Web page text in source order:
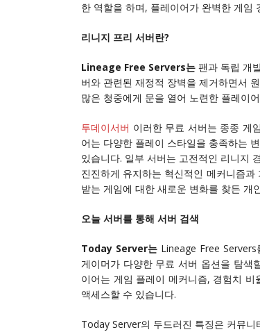
한 역할을 하며, 플레이어가 완벽한 게임
리니지 프리 서버란?
Lineage Free Servers는팬과 독립 개
버와 관련된 재정적 장벽을 제거하면서
많은 청중에게 문을 열어 노련한 플레이
투데이서버 이러한 무료 서버는 종종 게
어는 다양한 플레이 스타일을 충족하는
있습니다. 일부 서버는 고전적인 리니지
진진하게 유지하는 혁신적인 메커니즘
받는 게임에 대한 새로운 변화를 찾든 개
오늘 서버를 통해 서버 검색
Today Server는 Lineage Free
게이머가 다양한 무료 서버 옵션을 탐색
이어는 게임 플레이 메커니즘, 경험치
액세스할 수 있습니다.
Today Server의 두드러진 특징은 커뮤